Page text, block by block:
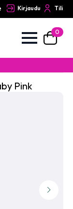
Kirjaudu Tili
0
Pink